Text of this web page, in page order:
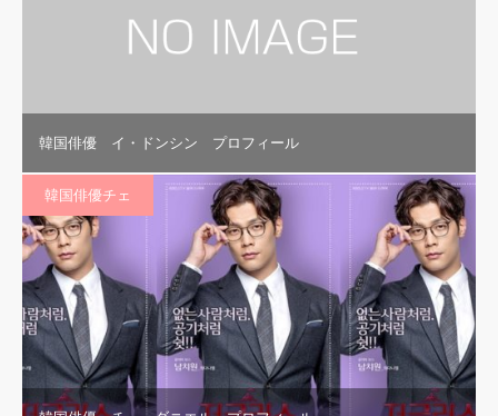
韓国俳優 イ・ドンシン プロフィール
韓国俳優チェ